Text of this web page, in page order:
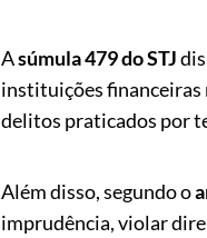
Asúmula 479 do STJ
instituições
delitos praticados por
Além disso, segundo o
imprudência, violar